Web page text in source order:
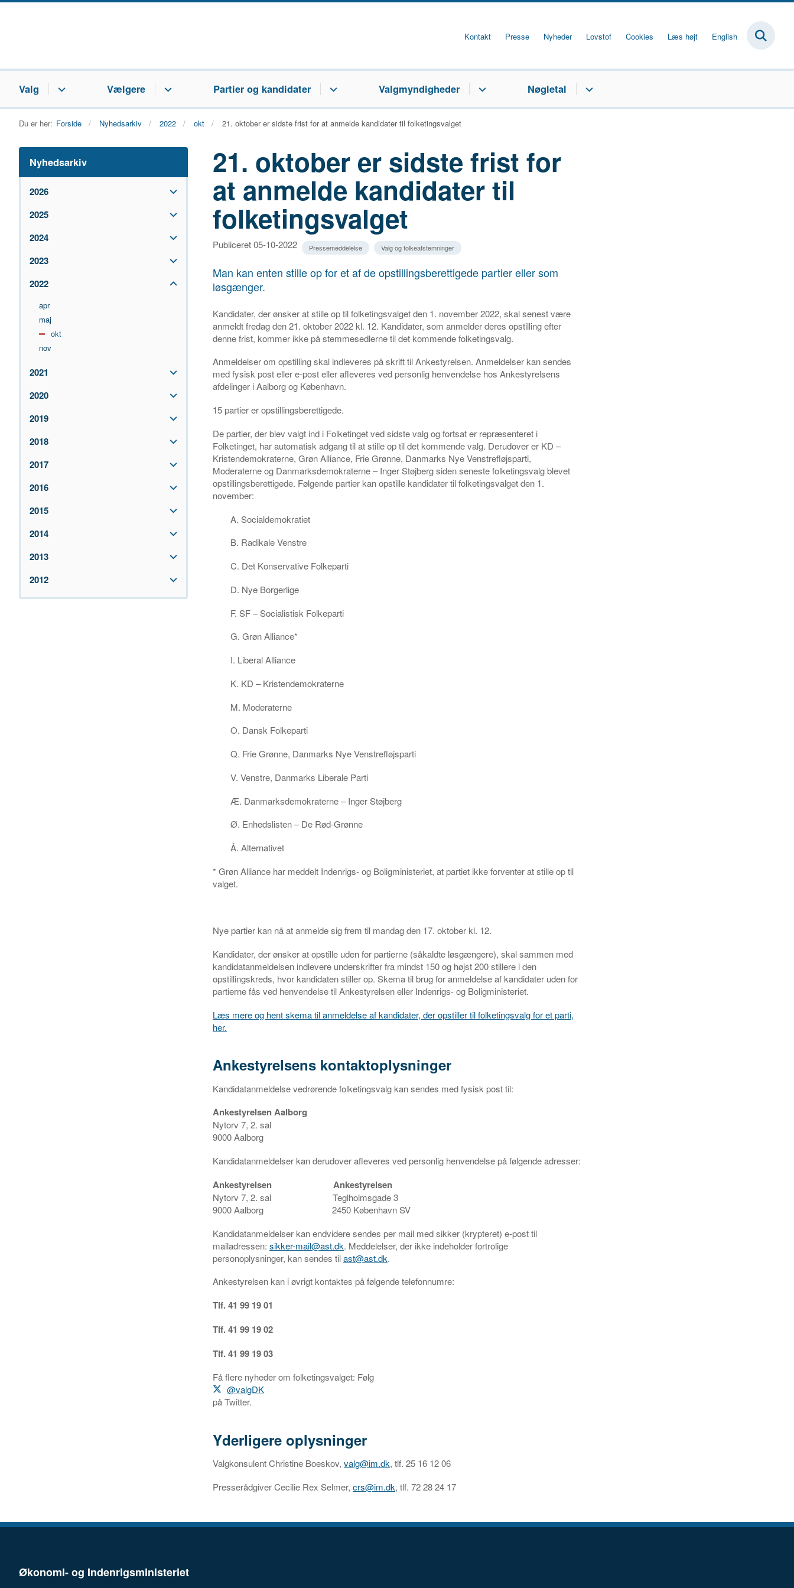
Kontakt Presse Nyheder Lovstof Cookies Læs højt English
Valg Vælgere Partier og kandidater Valgmyndigheder Nøgletal
Du er her: Forside Nyhedsarkiv 2022 okt 21. oktober er sidste frist for at anmelde kandidater til folketingsvalget
Nyhedsarkiv
2026
2025
2024
2023
2022
apr
maj
okt
nov
2021
2020
2019
2018
2017
2016
2015
2014
2013
2012
21. oktober er sidste frist for
at anmelde kandidater til
folketingsvalget
Publiceret 05-10-2022 Pressemeddelelse Valg og folkeafstemninger
Man kan enten stille op for et af de opstillingsberettigede partier eller som
løsgænger.
Kandidater, der ønsker at stille op til folketingsvalget den 1. november 2022, skal senest være
anmeldt fredag den 21. oktober 2022 kl. 12. Kandidater, som anmelder deres opstilling efter
denne frist, kommer ikke på stemmesedlerne til det kommende folketingsvalg.
Anmeldelser om opstilling skal indleveres på skrift til Ankestyrelsen. Anmeldelser kan sendes
med fysisk post eller e-post eller afleveres ved personlig henvendelse hos Ankestyrelsens
afdelinger i Aalborg og København.
15 partier er opstillingsberettigede.
De partier, der blev valgt ind i Folketinget ved sidste valg og fortsat er repræsenteret i
Folketinget, har automatisk adgang til at stille op til det kommende valg. Derudover er KD –
Kristendemokraterne, Grøn Alliance, Frie Grønne, Danmarks Nye Venstrefløjsparti,
Moderaterne og Danmarksdemokraterne – Inger Støjberg siden seneste folketingsvalg blevet
opstillingsberettigede. Følgende partier kan opstille kandidater til folketingsvalget den 1.
november:
A. Socialdemokratiet
B. Radikale Venstre
C. Det Konservative Folkeparti
D. Nye Borgerlige
F. SF – Socialistisk Folkeparti
G. Grøn Alliance*
I. Liberal Alliance
K. KD – Kristendemokraterne
M. Moderaterne
O. Dansk Folkeparti
Q. Frie Grønne, Danmarks Nye Venstrefløjsparti
V. Venstre, Danmarks Liberale Parti
Æ. Danmarksdemokraterne – Inger Støjberg
Ø. Enhedslisten – De Rød-Grønne
Å. Alternativet
* Grøn Alliance har meddelt Indenrigs- og Boligministeriet, at partiet ikke forventer at stille op til
valget.
Nye partier kan nå at anmelde sig frem til mandag den 17. oktober kl. 12.
Kandidater, der ønsker at opstille uden for partierne (såkaldte løsgængere), skal sammen med
kandidatanmeldelsen indlevere underskrifter fra mindst 150 og højst 200 stillere i den
opstillingskreds, hvor kandidaten stiller op. Skema til brug for anmeldelse af kandidater uden for
partierne fås ved henvendelse til Ankestyrelsen eller Indenrigs- og Boligministeriet.
Læs mere og hent skema til anmeldelse af kandidater, der opstiller til folketingsvalg for et parti,
her.
Ankestyrelsens kontaktoplysninger
Kandidatanmeldelse vedrørende folketingsvalg kan sendes med fysisk post til:
Ankestyrelsen Aalborg
Nytorv 7, 2. sal
9000 Aalborg
Kandidatanmeldelser kan derudover afleveres ved personlig henvendelse på følgende adresser:
Ankestyrelsen Ankestyrelsen
Nytorv 7, 2. sal Teglholmsgade 3
9000 Aalborg 2450 København SV
Kandidatanmeldelser kan endvidere sendes per mail med sikker (krypteret) e-post til
mailadressen: sikker-mail@ast.dk. Meddelelser, der ikke indeholder fortrolige
personoplysninger, kan sendes tilast@ast.dk.
Ankestyrelsen kan i øvrigt kontaktes på følgende telefonnumre:
Tlf. 41 99 19 01
Tlf. 41 99 19 02
Tlf. 41 99 19 03
Få flere nyheder om folketingsvalget: Følg
@valgDK
på Twitter.
Yderligere oplysninger
Valgkonsulent Christine Boeskov, valg@im.dk, tlf. 25 16 12 06
Presserådgiver Cecilie Rex Selmer, crs@im.dk, tlf. 72 28 24 17
Økonomi- og Indenrigsministeriet